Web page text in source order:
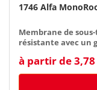
1746 Alfa
Membrane de
résistante avec un
à partir de 3,78